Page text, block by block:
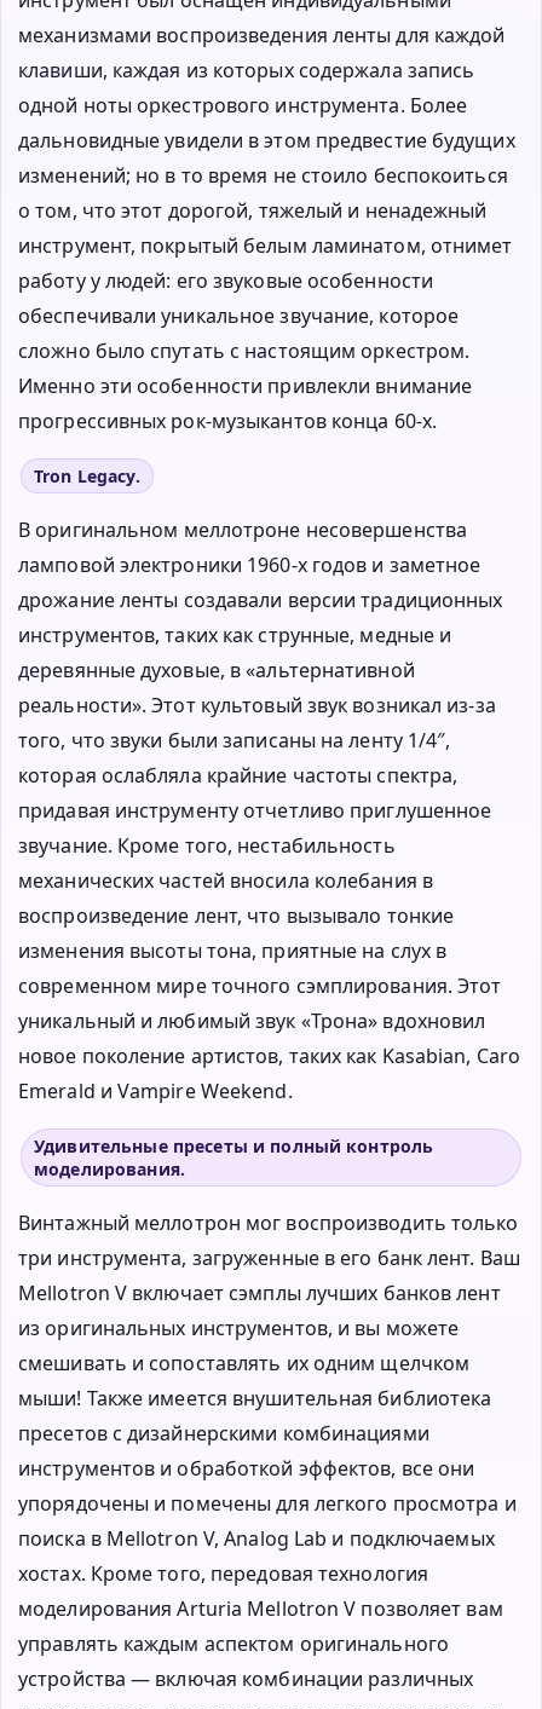
механизмами воспроизведения ленты для каждой
клавиши, каждая из которых содержала запись
одной ноты оркестрового инструмента. Более
дальновидные увидели в этом предвестие будущих
изменений; но в то время не стоило беспокоиться
о том, что этот дорогой, тяжелый и ненадежный
инструмент, покрытый белым ламинатом, отнимет
работу у людей: его звуковые особенности
обеспечивали уникальное звучание, которое
сложно было спутать с настоящим оркестром.
Именно эти особенности привлекли внимание
прогрессивных рок-музыкантов конца 60-х.
Tron Legacy.
В оригинальном меллотроне несовершенства
ламповой электроники 1960-х годов и заметное
дрожание ленты создавали версии традиционных
инструментов, таких как струнные, медные и
деревянные духовые, в «альтернативной
реальности». Этот культовый звук возникал из-за
того, что звуки были записаны на ленту 1/4″,
которая ослабляла крайние частоты спектра,
придавая инструменту отчетливо приглушенное
звучание. Кроме того, нестабильность
механических частей вносила колебания в
воспроизведение лент, что вызывало тонкие
изменения высоты тона, приятные на слух в
современном мире точного сэмплирования. Этот
уникальный и любимый звук «Трона» вдохновил
новое поколение артистов, таких как Kasabian, Caro
Emerald и Vampire Weekend.
Удивительные пресеты и полный контроль
моделирования.
Винтажный меллотрон мог воспроизводить только
три инструмента, загруженные в его банк лент. Ваш
Mellotron V включает сэмплы лучших банков лент
из оригинальных инструментов, и вы можете
смешивать и сопоставлять их одним щелчком
мыши! Также имеется внушительная библиотека
пресетов с дизайнерскими комбинациями
инструментов и обработкой эффектов, все они
упорядочены и помечены для легкого просмотра и
поиска в Mellotron V, Analog Lab и подключаемых
хостах. Кроме того, передовая технология
моделирования Arturia Mellotron V позволяет вам
управлять каждым аспектом оригинального
устройства — включая комбинации различных